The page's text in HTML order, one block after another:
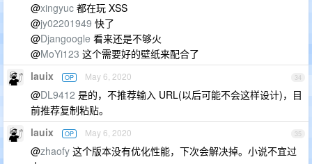
@xingyuc 都在玩 XSS
@jy02201949 快了
@Djangoogle 看来还是不够火
@MoYi123 这个需要好的壁纸来配合了
34
lauix OP May 6, 2020
@DL9412 是的，不推荐输入 URL(以后可能不会这样设计)，目
前推荐复制粘贴。
35
lauix OP May 6, 2020
@zhaofy 这个版本没有优化性能，下次会解决掉。小说不宜过